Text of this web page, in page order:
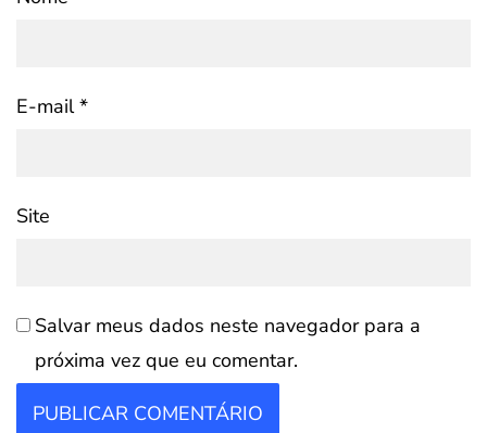
E-mail*
Site
Salvar meus dados neste navegador para a
próxima vez que eu comentar.